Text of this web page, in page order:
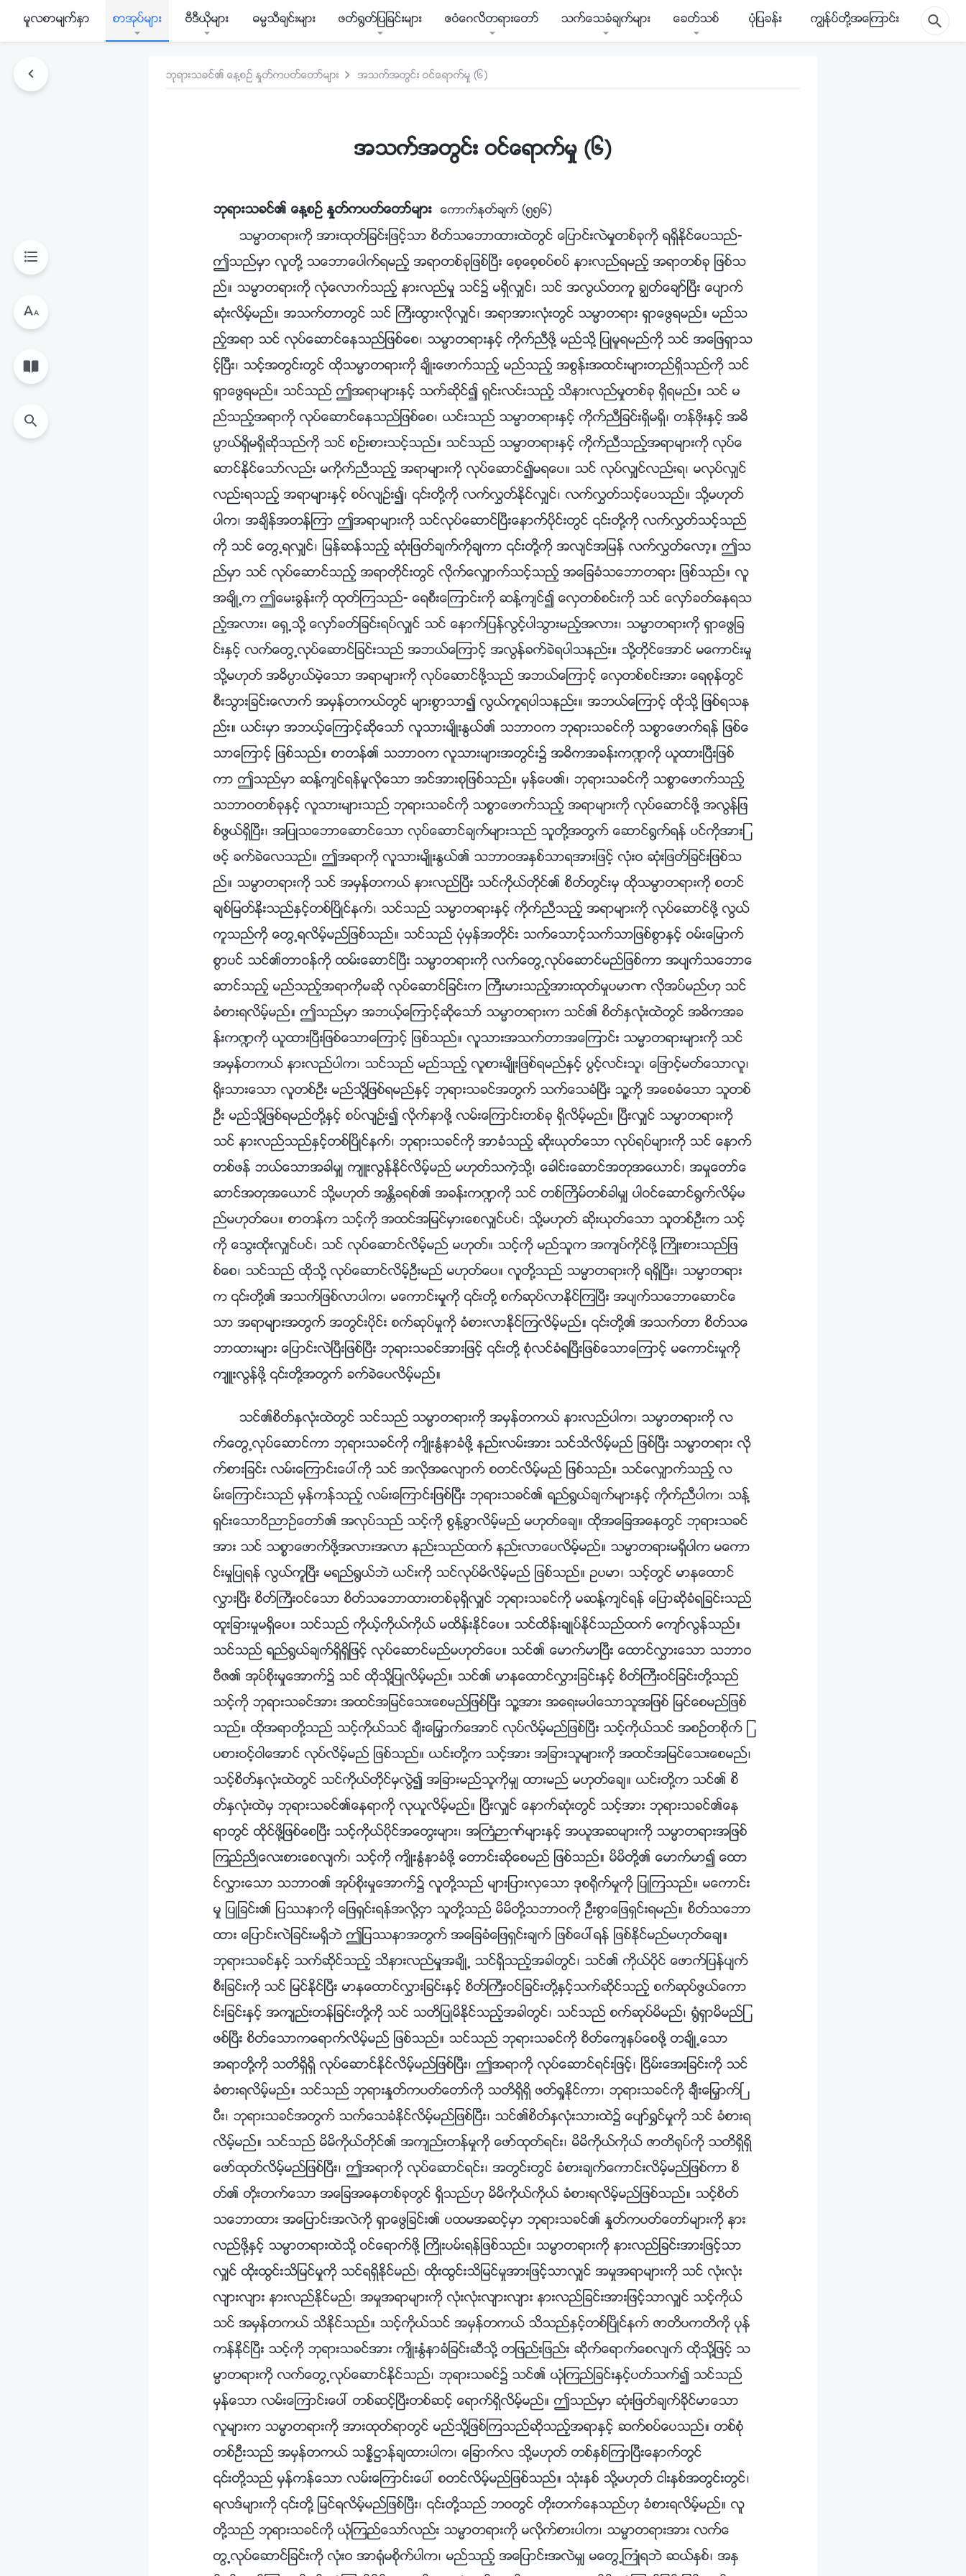
မူလစာမ်က္ႏွာ စာအုပ္မ်ား ဗီဒီယိုမ်ား ဓမၼသီခ်င္းမ်ား ဖတ္႐ြတ္ျပျခင္းမ်ား ဧဝံေဂလိတရားေတာ္ သက္ေသခံခ်က္မ်ား ေခတ္သစ္ ပုံျပခန္း ကြၽန္ုပ္တို႔အေၾကာင္း
ဘုရားသခင္၏ ေန႔စဥ္ ႏႈတ္ကပတ္ေတာ္မ်ား အသက္အတြင္း ဝင္ေရာက္မႈ (၆)
အသက္အတြင္း ဝင္ေရာက္မႈ (၆)
ဘုရားသခင္၏ ေန႔စဥ္ ႏႈတ္ကပတ္ေတာ္မ်ား ေကာက္ႏုတ္ခ်က္ (၅၅၆)
သမၼာတရားကို အားထုတ္ျခင္းျဖင့္သာ စိတ္သေဘာထားထဲတြင္ ေျပာင္းလဲမႈတစ္ခုကို ရရွိႏိုင္ေပသည္-
ဤသည္မွာ လူတို႔ သေဘာေပါက္ရမည့္ အရာတစ္ခုျဖစ္ၿပီး ေစ့ေစ့စပ္စပ္ နားလည္ရမည့္ အရာတစ္ခု ျဖစ္သ
ည္။ သမၼာတရားကို လုံေလာက္သည့္ နားလည္မႈ သင္၌ မရွိလွ်င္၊ သင္ အလြယ္တကူ ခြၽတ္ေခ်ာ္ၿပီး ေပ်ာက္
ဆုံးလိမ့္မည္။ အသက္တာတြင္ သင္ ႀကီးထြားလိုလွ်င္၊ အရာအားလုံးတြင္ သမၼာတရား ရွာေဖြရမည္။ မည္သ
ည့္အရာ သင္ လုပ္ေဆာင္ေနသည္ျဖစ္ေစ၊ သမၼာတရားႏွင့္ ကိုက္ညီဖို႔ မည္သို႔ ျပဳမူရမည္ကို သင္ အေျဖရွာသ
င့္ၿပီး၊ သင့္အတြင္းတြင္ ထိုသမၼာတရားကို ခ်ိဳးေဖာက္သည့္ မည္သည့္ အစြန္းအထင္းမ်ားတည္ရွိသည္ကို သင္
ရွာေဖြရမည္။ သင္သည္ ဤအရာမ်ားႏွင့္ သက္ဆိုင္၍ ရွင္းလင္းသည့္ သိနားလည္မႈတစ္ခု ရွိရမည္။ သင္ မ
ည္သည့္အရာကို လုပ္ေဆာင္ေနသည္ျဖစ္ေစ၊ ယင္းသည္ သမၼာတရားႏွင့္ ကိုက္ညီျခင္းရွိမရွိ၊ တန္ဖိုးႏွင့္ အဓိ
ပၸာယ္ရွိမရွိဆိုသည္ကို သင္ စဥ္းစားသင့္သည္။ သင္သည္ သမၼာတရားႏွင့္ ကိုက္ညီသည့္အရာမ်ားကို လုပ္ေ
ဆာင္ႏိုင္ေသာ္လည္း မကိုက္ညီသည့္ အရာမ်ားကို လုပ္ေဆာင္၍မရေပ။ သင္ လုပ္လွ်င္လည္းရ၊ မလုပ္လွ်င္
လည္းရသည့္ အရာမ်ားႏွင့္ စပ္လ်ဥ္း၍၊ ၎တို႔ကို လက္လႊတ္ႏိုင္လွ်င္၊ လက္လႊတ္သင့္ေပသည္။ သို႔မဟုတ္
ပါက၊ အခ်ိန္အတန္ၾကာ ဤအရာမ်ားကို သင္လုပ္ေဆာင္ၿပီးေနာက္ပိုင္းတြင္ ၎တို႔ကို လက္လႊတ္သင့္သည္
ကို သင္ ေတြ႕ရလွ်င္၊ ျမန္ဆန္သည့္ ဆုံးျဖတ္ခ်က္ကိုခ်ကာ ၎တို႔ကို အလ်င္အျမန္ လက္လႊတ္ေလာ့။ ဤသ
ည္မွာ သင္ လုပ္ေဆာင္သည့္ အရာတိုင္းတြင္ လိုက္ေလွ်ာက္သင့္သည့္ အေျခခံသေဘာတရား ျဖစ္သည္။ လူ
အခ်ိဳ႕က ဤေမးခြန္းကို ထုတ္ၾကသည္- ေရစီးေၾကာင္းကို ဆန႔္က်င္၍ ေလွတစ္စင္းကို သင္ ေလွာ္ခတ္ေနရသ
ည့္အလား၊ ေရွ႕သို႔ ေလွာ္ခတ္ျခင္းရပ္လွ်င္ သင္ ေနာက္ျပန္လြင့္ပါသြားမည့္အလား၊ သမၼာတရားကို ရွာေဖြျခ
င္းႏွင့္ လက္ေတြ႕လုပ္ေဆာင္ျခင္းသည္ အဘယ္ေၾကာင့္ အလြန္ခက္ခဲရပါသနည္း။ သို႔တိုင္ေအာင္ မေကာင္းမႈ
သို႔မဟုတ္ အဓိပၸာယ္မဲ့ေသာ အရာမ်ားကို လုပ္ေဆာင္ဖို႔သည္ အဘယ္ေၾကာင့္ ေလွတစ္စင္းအား ေရစုန္တြင္
စီးသြားျခင္းေလာက္ အမွန္တကယ္တြင္ မ်ားစြာသာ၍ လြယ္ကူရပါသနည္း။ အဘယ္ေၾကာင့္ ထိုသို႔ ျဖစ္ရသန
ည္း။ ယင္းမွာ အဘယ့္ေၾကာင့္ဆိုေသာ္ လူသားမ်ိဳးႏြယ္၏ သဘာဝက ဘုရားသခင္ကို သစၥာေဖာက္ရန္ ျဖစ္ေ
သာေၾကာင့္ ျဖစ္သည္။ စာတန္၏ သဘာဝက လူသားမ်ားအတြင္း၌ အဓိကအခန္းက႑ကို ယူထားၿပီးျဖစ္
ကာ ဤသည္မွာ ဆန႔္က်င္ရန္မူလိုေသာ အင္အားစုျဖစ္သည္။ မွန္ေပ၏၊ ဘုရားသခင္ကို သစၥာေဖာက္သည့္
သဘာဝတစ္ခုႏွင့္ လူသားမ်ားသည္ ဘုရားသခင္ကို သစၥာေဖာက္သည့္ အရာမ်ားကို လုပ္ေဆာင္ဖို႔ အလြန္ျဖ
စ္ဖြယ္ရွိၿပီး၊ အျပဳသေဘာေဆာင္ေသာ လုပ္ေဆာင္ခ်က္မ်ားသည္ သူတို႔အတြက္ ေဆာင္႐ြက္ရန္ ပင္ကိုအားျ
ဖင့္ ခက္ခဲေလသည္။ ဤအရာကို လူသားမ်ိဳးႏြယ္၏ သဘာဝအႏွစ္သာရအားျဖင့္ လုံးဝ ဆုံးျဖတ္ျခင္းျဖစ္သ
ည္။ သမၼာတရားကို သင္ အမွန္တကယ္ နားလည္ၿပီး သင္ကိုယ္တိုင္၏ စိတ္တြင္းမွ ထိုသမၼာတရားကို စတင္
ခ်စ္ျမတ္ႏိုးသည္ႏွင့္တစ္ၿပိဳင္နက္၊ သင္သည္ သမၼာတရားႏွင့္ ကိုက္ညီသည့္ အရာမ်ားကို လုပ္ေဆာင္ဖို႔ လြယ္
ကူသည္ကို ေတြ႕ရလိမ့္မည္ျဖစ္သည္။ သင္သည္ ပုံမွန္အတိုင္း သက္ေသာင့္သက္သာျဖစ္စြာႏွင့္ ဝမ္းေျမာက္
စြာပင္ သင္၏တာဝန္ကို ထမ္းေဆာင္ၿပီး သမၼာတရားကို လက္ေတြ႕လုပ္ေဆာင္မည္ျဖစ္ကာ အပ်က္သေဘာေ
ဆာင္သည့္ မည္သည့္အရာကိုမဆို လုပ္ေဆာင္ျခင္းက ႀကီးမားသည့္အားထုတ္မႈပမာဏ လိုအပ္မည္ဟု သင္
ခံစားရလိမ့္မည္။ ဤသည္မွာ အဘယ့္ေၾကာင့္ဆိုေသာ္ သမၼာတရားက သင္၏ စိတ္ႏွလုံးထဲတြင္ အဓိကအခ
န္းက႑ကို ယူထားၿပီးျဖစ္ေသာေၾကာင့္ ျဖစ္သည္။ လူသားအသက္တာအေၾကာင္း သမၼာတရားမ်ားကို သင္
အမွန္တကယ္ နားလည္ပါက၊ သင္သည္ မည္သည့္ လူစားမ်ိဳးျဖစ္ရမည္ႏွင့္ ပြင့္လင္းသူ၊ ေျဖာင့္မတ္ေသာလူ၊
႐ိုးသားေသာ လူတစ္ဦး မည္သို႔ျဖစ္ရမည္ႏွင့္ ဘုရားသခင္အတြက္ သက္ေသခံၿပီး သူ႔ကို အေစခံေသာ သူတစ္
ဦး မည္သို႔ျဖစ္ရမည္တို႔ႏွင့္ စပ္လ်ဥ္း၍ လိုက္နာဖို႔ လမ္းေၾကာင္းတစ္ခု ရွိလိမ့္မည္။ ၿပီးလွ်င္ သမၼာတရားကို
သင္ နားလည္သည္ႏွင့္တစ္ၿပိဳင္နက္၊ ဘုရားသခင္ကို အာခံသည့္ ဆိုးယုတ္ေသာ လုပ္ရပ္မ်ားကို သင္ ေနာက္
တစ္ဖန္ ဘယ္ေသာအခါမွ် က်ဴးလြန္ႏိုင္လိမ့္မည္ မဟုတ္သကဲ့သို႔၊ ေခါင္းေဆာင္အတုအေယာင္၊ အမႈေတာ္ေ
ဆာင္အတုအေယာင္ သို႔မဟုတ္ အႏၲိခရစ္၏ အခန္းက႑ကို သင္ တစ္ႀကိမ္တစ္ခါမွ် ပါဝင္ေဆာင္႐ြက္လိမ့္မ
ည္မဟုတ္ေပ။ စာတန္က သင့္ကို အထင္အျမင္မွားေစလွ်င္ပင္၊ သို႔မဟုတ္ ဆိုးယုတ္ေသာ သူတစ္ဦးက သင့္
ကို ေသြးထိုးလွ်င္ပင္၊ သင္ လုပ္ေဆာင္လိမ့္မည္ မဟုတ္။ သင့္ကို မည္သူက အက်ပ္ကိုင္ဖို႔ ႀကိဳးစားသည္ျဖ
စ္ေစ၊ သင္သည္ ထိုသို႔ လုပ္ေဆာင္လိမ့္ဦးမည္ မဟုတ္ေပ။ လူတို႔သည္ သမၼာတရားကို ရရွိၿပီး၊ သမၼာတရား
က ၎တို႔၏ အသက္ျဖစ္လာပါက၊ မေကာင္းမႈကို ၎တို႔ စက္ဆုပ္လာႏိုင္ၾကၿပီး အပ်က္သေဘာေဆာင္ေ
သာ အရာမ်ားအတြက္ အတြင္းပိုင္း စက္ဆုပ္မႈကို ခံစားလာႏိုင္ၾကလိမ့္မည္။ ၎တို႔၏ အသက္တာ စိတ္သေ
ဘာထားမ်ား ေျပာင္းလဲၿပီးျဖစ္ၿပီး ဘုရားသခင္အားျဖင့္ ၎တို႔ စုံလင္ခံရၿပီးျဖစ္ေသာေၾကာင့္ မေကာင္းမႈကို
က်ဴးလြန္ဖို႔ ၎တို႔အတြက္ ခက္ခဲေပလိမ့္မည္။
သင္၏စိတ္ႏွလုံးထဲတြင္ သင္သည္ သမၼာတရားကို အမွန္တကယ္ နားလည္ပါက၊ သမၼာတရားကို လ
က္ေတြ႕လုပ္ေဆာင္ကာ ဘုရားသခင္ကို က်ိဳးႏြံနာခံဖို႔ နည္းလမ္းအား သင္သိလိမ့္မည္ ျဖစ္ၿပီး သမၼာတရား လို
က္စားျခင္း လမ္းေၾကာင္းေပၚကို သင္ အလိုအေလ်ာက္ စတင္လိမ့္မည္ ျဖစ္သည္။ သင္ေလွ်ာက္သည့္ လ
မ္းေၾကာင္းသည္ မွန္ကန္သည့္ လမ္းေၾကာင္းျဖစ္ၿပီး ဘုရားသခင္၏ ရည္႐ြယ္ခ်က္မ်ားႏွင့္ ကိုက္ညီပါက၊ သန႔္
ရွင္းေသာဝိညာဥ္ေတာ္၏ အလုပ္သည္ သင့္ကို စြန႔္ခြာလိမ့္မည္ မဟုတ္ေခ်။ ထိုအေျခအေနတြင္ ဘုရားသခင္
အား သင္ သစၥာေဖာက္ဖို႔အလားအလာ နည္းသည္ထက္ နည္းလာေပလိမ့္မည္။ သမၼာတရားမရွိပါက မေကာ
င္းမႈျပဳရန္ လြယ္ကူၿပီး မရည္႐ြယ္ဘဲ ယင္းကို သင္လုပ္မိလိမ့္မည္ ျဖစ္သည္။ ဥပမာ၊ သင့္တြင္ မာနေထာင္
လႊားၿပီး စိတ္ႀကီးဝင္ေသာ စိတ္သေဘာထားတစ္ခုရွိလွ်င္ ဘုရားသခင္ကို မဆန္႔က်င္ရန္ ေျပာဆိုခံရျခင္းသည္
ထူးျခားမႈမရွိေပ။ သင္သည္ ကိုယ့္ကိုယ္ကိုယ္ မထိန္းႏိုင္ေပ။ သင္ထိန္းခ်ဳပ္ႏိုင္သည္ထက္ ေက်ာ္လြန္သည္။
သင္သည္ ရည္႐ြယ္ခ်က္ရွိရွိျဖင့္ လုပ္ေဆာင္မည္မဟုတ္ေပ။ သင္၏ ေမာက္မာၿပီး ေထာင္လႊားေသာ သဘာဝ
ဗီဇ၏ အုပ္စိုးမႈေအာက္၌ သင္ ထိုသို႔ျပဳလိမ့္မည္။ သင္၏ မာနေထာင္လႊားျခင္းႏွင့္ စိတ္ႀကီးဝင္ျခင္းတို႔သည္
သင့္ကို ဘုရားသခင္အား အထင္အျမင္ေသးေစမည္ျဖစ္ၿပီး သူ႔အား အေရးမပါေသာသူအျဖစ္ ျမင္ေစမည္ျဖစ္
သည္။ ထိုအရာတို႔သည္ သင့္ကိုယ္သင္ ခ်ီးေျမႇာက္ေအာင္ လုပ္လိမ့္မည္ျဖစ္ၿပီး သင့္ကိုယ္သင္ အစဥ္တစိုက္ ျ
ပစားဝင့္ဝါေအာင္ လုပ္လိမ့္မည္ ျဖစ္သည္။ ယင္းတို႔က သင့္အား အျခားသူမ်ားကို အထင္အျမင္ေသးေစမည္၊
သင့္စိတ္ႏွလုံးထဲတြင္ သင္ကိုယ္တိုင္မွလြဲ၍ အျခားမည္သူကိုမွ် ထားမည္ မဟုတ္ေခ်။ ယင္းတို႔က သင္၏ စိ
တ္ႏွလုံးထဲမွ ဘုရားသခင္၏ေနရာကို လုယူလိမ့္မည္။ ၿပီးလွ်င္ ေနာက္ဆုံးတြင္ သင့္အား ဘုရားသခင္၏ေန
ရာတြင္ ထိုင္ဖို႔ျဖစ္ေစၿပီး သင့္ကိုယ္ပိုင္အေတြးမ်ား၊ အႀကံဉာဏ္မ်ားႏွင့္ အယူအဆမ်ားကို သမၼာတရားအျဖစ္
ၾကည္ညိဳေလးစားေစလ်က္၊ သင့္ကို က်ိဳးႏြံနာခံဖို႔ ေတာင္းဆိုေစမည္ ျဖစ္သည္။ မိမိတို႔၏ ေမာက္မာ၍ ေထာ
င္လႊားေသာ သဘာဝ၏ အုပ္စိုးမႈေအာက္၌ လူတို႔သည္ မ်ားျပားလွေသာ ဒုစ႐ိုက္မႈကို ျပဳၾကသည္။ မေကာင္း
မႈ ျပဳျခင္း၏ ျပႆနာကို ေျဖရွင္းရန္အလို႔ငွာ သူတို႔သည္ မိမိတို႔သဘာဝကို ဦးစြာေျဖရွင္းရမည္။ စိတ္သေဘာ
ထား ေျပာင္းလဲျခင္းမရွိဘဲ ဤျပႆနာအတြက္ အေျခခံေျဖရွင္းခ်က္ ျဖစ္ေပၚရန္ ျဖစ္ႏိုင္မည္မဟုတ္ေခ်။
ဘုရားသခင္ႏွင့္ သက္ဆိုင္သည့္ သိနားလည္မႈအခ်ိဳ႕ သင္ရွိသည့္အခါတြင္၊ သင္၏ ကိုယ္ပိုင္ ေဖာက္ျပန္ပ်က္
စီးျခင္းကို သင္ ျမင္ႏိုင္ၿပီး မာနေထာင္လႊားျခင္းႏွင့္ စိတ္ႀကီးဝင္ျခင္းတို႔ႏွင့္သက္ဆိုင္သည့္ စက္ဆုပ္ဖြယ္ေကာ
င္းျခင္းႏွင့္ အက်ည္းတန္ျခင္းတို႔ကို သင္ သတိျပဳမိႏိုင္သည့္အခါတြင္၊ သင္သည္ စက္ဆုပ္မိမည္၊ ႐ြံရွာမိမည္ျ
ဖစ္ၿပီး စိတ္ေသာကေရာက္လိမ့္မည္ ျဖစ္သည္။ သင္သည္ ဘုရားသခင္ကို စိတ္ေက်နပ္ေစဖို႔ တခ်ိဳ႕ေသာ
အရာတို႔ကို သတိရွိရွိ လုပ္ေဆာင္ႏိုင္လိမ့္မည္ျဖစ္ၿပီး၊ ဤအရာကို လုပ္ေဆာင္ရင္းျဖင့္၊ ၿငိမ္းေအးျခင္းကို သင္
ခံစားရလိမ့္မည္။ သင္သည္ ဘုရားႏႈတ္ကပတ္ေတာ္ကို သတိရွိရွိ ဖတ္ရႈႏိုင္ကာ၊ ဘုရားသခင္ကို ခ်ီးေျမႇာက္ၿ
ပီး၊ ဘုရားသခင္အတြက္ သက္ေသခံႏိုင္လိမ့္မည္ျဖစ္ၿပီး၊ သင္၏စိတ္ႏွလုံးသားထဲ၌ ေပ်ာ္႐ႊင္မႈကို သင္ ခံစားရ
လိမ့္မည္။ သင္သည္ မိမိကိုယ္တိုင္၏ အက်ည္းတန္မႈကို ေဖာ္ထုတ္ရင္း၊ မိမိကိုယ္ကိုယ္ ဇာတိ႐ုပ္ကို သတိရွိရွိ
ေဖာ္ထုတ္လိမ့္မည္ျဖစ္ၿပီး၊ ဤအရာကို လုပ္ေဆာင္ရင္း၊ အတြင္းတြင္ ခံစားခ်က္ေကာင္းလိမ့္မည္ျဖစ္ကာ စိ
တ္၏ တိုးတက္ေသာ အေျခအေနတစ္ခုတြင္ ရွိသည္ဟု မိမိကိုယ္ကိုယ္ ခံစားရလိမ့္မည္ျဖစ္သည္။ သင့္စိတ္
သေဘာထား အေျပာင္းအလဲကို ရွာေဖြျခင္း၏ ပထမအဆင့္မွာ ဘုရားသခင္၏ ႏႈတ္ကပတ္ေတာ္မ်ားကို နား
လည္ဖို႔ႏွင့္ သမၼာတရားထဲသို႔ ဝင္ေရာက္ဖို႔ ႀကိဳးပမ္းရန္ျဖစ္သည္။ သမၼာတရားကို နားလည္ျခင္းအားျဖင့္သာ
လွ်င္ ထိုးထြင္းသိျမင္မႈကို သင္ရရွိႏိုင္မည္၊ ထိုးထြင္းသိျမင္မႈအားျဖင့္သာလွ်င္ အမႈအရာမ်ားကို သင္ လုံးလုံး
လ်ားလ်ား နားလည္ႏိုင္မည္၊ အမႈအရာမ်ားကို လုံးလုံးလ်ားလ်ား နားလည္ျခင္းအားျဖင့္သာလွ်င္ သင့္ကိုယ္
သင္ အမွန္တကယ္ သိႏိုင္သည္။ သင့္ကိုယ္သင္ အမွန္တကယ္ သိသည္ႏွင့္တစ္ၿပိဳင္နက္ ဇာတိပကတိကို ပုန္
ကန္ႏိုင္ၿပီး သင့္ကို ဘုရားသခင္အား က်ိဳးႏြံနာခံျခင္းဆီသို႔ တျဖည္းျဖည္း ဆိုက္ေရာက္ေစလ်က္ ထိုသို႔ျဖင့္ သ
မၼာတရားကို လက္ေတြ႕လုပ္ေဆာင္ႏိုင္သည္၊ ဘုရားသခင္၌ သင္၏ ယုံၾကည္ျခင္းႏွင့္ပတ္သက္၍ သင္သည္
မွန္ေသာ လမ္းေၾကာင္းေပၚ တစ္ဆင့္ၿပီးတစ္ဆင့္ ေရာက္ရွိလိမ့္မည္။ ဤသည္မွာ ဆုံးျဖတ္ခ်က္ခိုင္မာေသာ
လူမ်ားက သမၼာတရားကို အားထုတ္ရာတြင္ မည္သို႔ျဖစ္ၾကသည္ဆိုသည့္အရာႏွင့္ ဆက္စပ္ေပသည္။ တစ္စုံ
တစ္ဦးသည္ အမွန္တကယ္ သႏၷိ႒ာန္ခ်ထားပါက၊ ေျခာက္လ သို႔မဟုတ္ တစ္ႏွစ္ၾကာၿပီးေနာက္တြင္
၎တို႔သည္ မွန္ကန္ေသာ လမ္းေၾကာင္းေပၚ စတင္လိမ့္မည္ျဖစ္သည္။ သုံးႏွစ္ သို႔မဟုတ္ ငါးႏွစ္အတြင္းတြင္၊
ရလဒ္မ်ားကို ၎တို႔ ျမင္ရလိမ့္မည္ျဖစ္ၿပီး၊ ၎တို႔သည္ ဘဝတြင္ တိုးတက္ေနသည္ဟု ခံစားရလိမ့္မည္။ လူ
တို႔သည္ ဘုရားသခင္ကို ယုံၾကည္ေသာ္လည္း သမၼာတရားကို မလိုက္စားပါက၊ သမၼာတရားအား လက္ေ
တြ႕လုပ္ေဆာင္ျခင္းကို လုံးဝ အာ႐ုံမစိုက္ပါက၊ မည္သည့္ အေျပာင္းအလဲမွ် မေတြ႕ႀကဳံရဘဲ ဆယ္ႏွစ္၊ အႏွ